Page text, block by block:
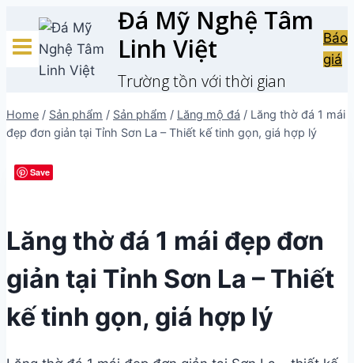
to
content
Đá Mỹ Nghệ Tâm
Linh Việt
Trường tồn với thời gian
Báo
giá
Home / Sản phẩm / Sản phẩm / Lăng mộ đá / Lăng thờ đá 1 mái
đẹp đơn giản tại Tỉnh Sơn La – Thiết kế tinh gọn, giá hợp lý
Save
Lăng thờ đá 1 mái đẹp đơn
giản tại Tỉnh Sơn La – Thiết
kế tinh gọn, giá hợp lý